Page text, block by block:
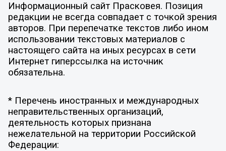
Информационный сайт Прасковея. Позиция
редакции не всегда совпадает с точкой зрения
авторов. При перепечатке текстов либо ином
использовании текстовых материалов с
настоящего сайта на иных ресурсах в сети
Интернет гиперссылка на источник
обязательна.
* Перечень иностранных и международных
неправительственных организаций,
деятельность которых признана
нежелательной на территории Российской
Федерации: